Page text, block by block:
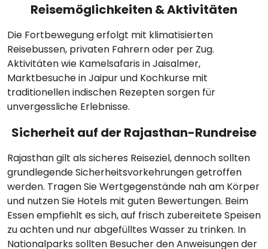
Reisemöglichkeiten & Aktivitäten
Die Fortbewegung erfolgt mit klimatisierten
Reisebussen, privaten Fahrern oder per Zug.
Aktivitäten wie Kamelsafaris in Jaisalmer,
Marktbesuche in Jaipur und Kochkurse mit
traditionellen indischen Rezepten sorgen für
unvergessliche Erlebnisse.
Sicherheit auf der Rajasthan-Rundreise
Rajasthan gilt als sicheres Reiseziel, dennoch sollten
grundlegende Sicherheitsvorkehrungen getroffen
werden. Tragen Sie Wertgegenstände nah am Körper
und nutzen Sie Hotels mit guten Bewertungen. Beim
Essen empfiehlt es sich, auf frisch zubereitete Speisen
zu achten und nur abgefülltes Wasser zu trinken. In
Nationalparks sollten Besucher den Anweisungen der